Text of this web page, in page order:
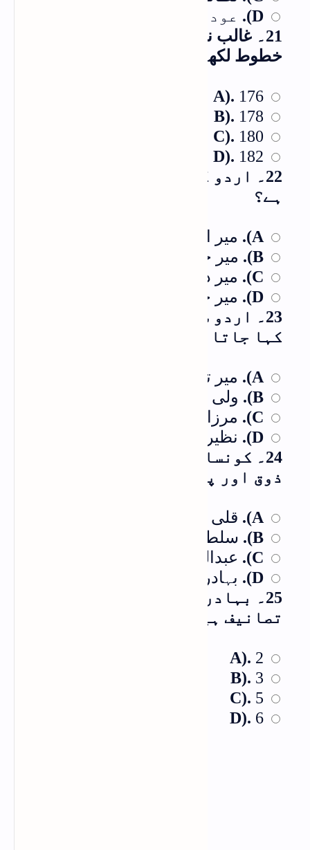
D).
عود ہندی
21۔ غالب نے کل کتنے افراد کے نام
خطوط لکھے؟
A). 176
B). 178
C). 180
D). 182
22۔ اردو کا "ہومر" کسے کہا جاتا
ہے؟
A).
میر انیس
B).
میر خلیق
C).
میر درد
D).
میر حسن
23۔ اردو شاعری کا شیکسپیئر کسے
کہا جاتا ہے؟
A).
میر تقی میر
B).
ولی دکنی
C).
مرزا غالب
D).
نظیر اکبر آبادی
24۔ کونسا بادشاہ شاہ نصیر قلی،
ذوق اور پھرغالب کا شاگرد ہوا؟
A).
قلی قطب شاہ
B).
سلطان محمد قطب شاہ
C).
عبداللہ قطب شاہ
D).
بہادرشاہ ظفر
25۔ بہادر شاہ ظفر کی کتنی
تصانیف ہیں؟
A). 2
B). 3
C). 5
D). 6